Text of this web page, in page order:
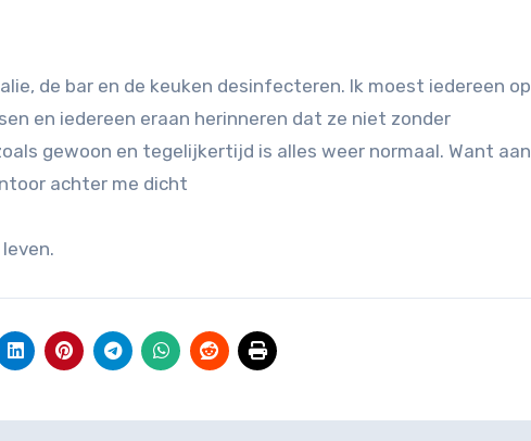
de bar en de keuken desinfecteren. Ik moest iedereen op
en iedereen eraan herinneren dat ze niet zonder
gewoon en tegelijkertijd is alles weer normaal. Want aan
achter me dicht